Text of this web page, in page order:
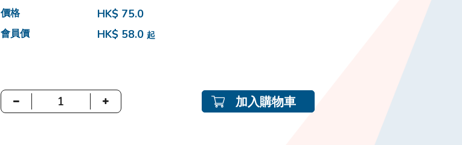
價格 HK$ 75.0
會員價 HK$ 58.0 起
加入購物車